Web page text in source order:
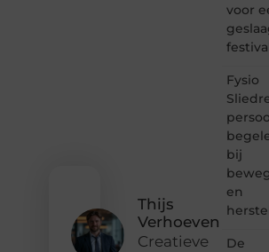
Thijs
Verhoeven
Creatieve
voor
Fysio
bij
en
De